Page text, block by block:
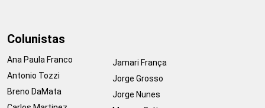
Colunistas
Ana Paula Franco
Antonio Tozzi
Breno DaMata
Jamari França
Jorge Grosso
Jorge Nunes